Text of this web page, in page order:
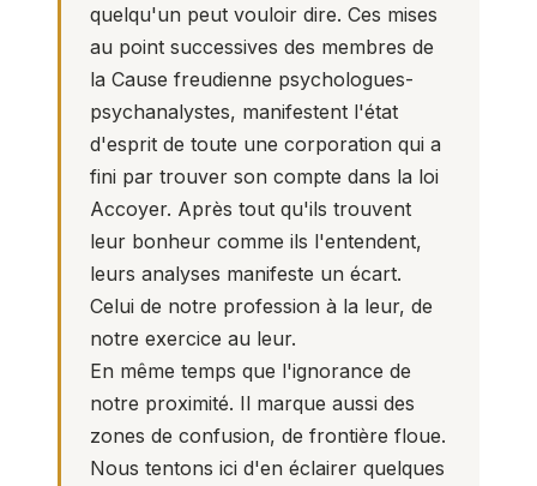
quelqu'un peut vouloir dire. Ces mises
au point successives des membres de
la Cause freudienne psychologues-
psychanalystes, manifestent l'état
d'esprit de toute une corporation qui a
fini par trouver son compte dans la loi
Accoyer. Après tout qu'ils trouvent
leur bonheur comme ils l'entendent,
leurs analyses manifeste un écart.
Celui de notre profession à la leur, de
notre exercice au leur.
En même temps que l'ignorance de
notre proximité. Il marque aussi des
zones de confusion, de frontière floue.
Nous tentons ici d'en éclairer quelques